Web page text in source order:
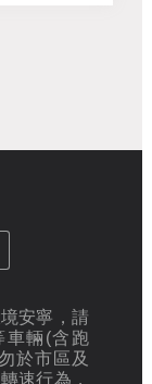
安寧，請
車輛(含跑
於市區及
速行為，